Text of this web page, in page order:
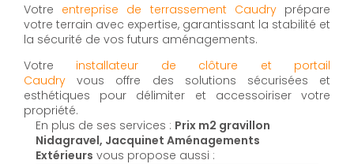
Votre entreprise de terrassement Caudryprépare
votre terrain avec expertise, garantissant la stabilité et
la sécurité de vos futurs aménagements.
Votre installateur de clôture et portail
Caudry vous offre des solutions sécurisées et
esthétiques pour délimiter et accessoiriser votre
propriété.
En plus de ses services : Prix m2 gravillon
Nidagravel, Jacquinet Aménagements
Extérieurs vous propose aussi :